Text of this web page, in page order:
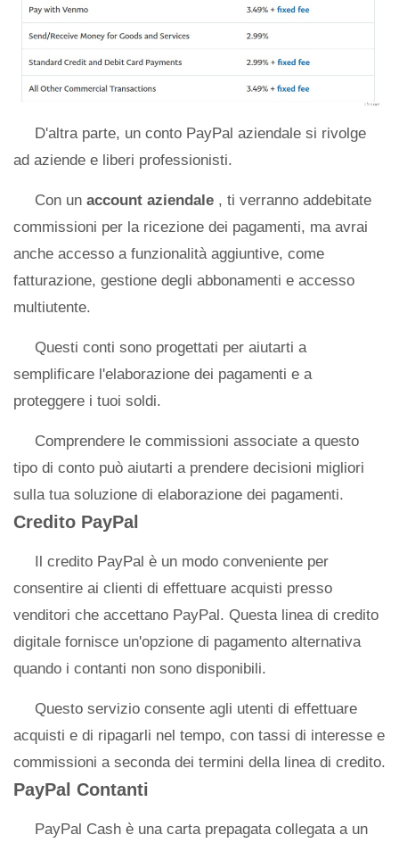
D'altra parte, un conto PayPal aziendale si rivolge
ad aziende e liberi professionisti.
Con un account aziendale , ti verranno addebitate
commissioni per la ricezione dei pagamenti, ma avrai
anche accesso a funzionalità aggiuntive, come
fatturazione, gestione degli abbonamenti e accesso
multiutente.
Questi conti sono progettati per aiutarti a
semplificare l'elaborazione dei pagamenti e a
proteggere i tuoi soldi.
Comprendere le commissioni associate a questo
tipo di conto può aiutarti a prendere decisioni migliori
sulla tua soluzione di elaborazione dei pagamenti.
Credito PayPal
Il credito PayPal è un modo conveniente per
consentire ai clienti di effettuare acquisti presso
venditori che accettano PayPal. Questa linea di credito
digitale fornisce un'opzione di pagamento alternativa
quando i contanti non sono disponibili.
Questo servizio consente agli utenti di effettuare
acquisti e di ripagarli nel tempo, con tassi di interesse e
commissioni a seconda dei termini della linea di credito.
PayPal Contanti
PayPal Cash è una carta prepagata collegata a un